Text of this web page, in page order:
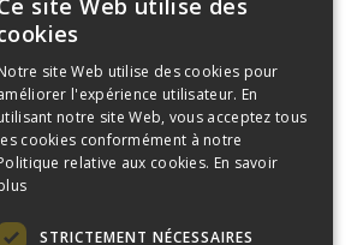
site Web utilise des
site Web utilise des cookies pour
l'expérience utilisateur. En
notre site Web, vous acceptez tous
cookies conformément à notre
relative aux cookies. En savoir
STRICTEMENT NÉCESSAIRES